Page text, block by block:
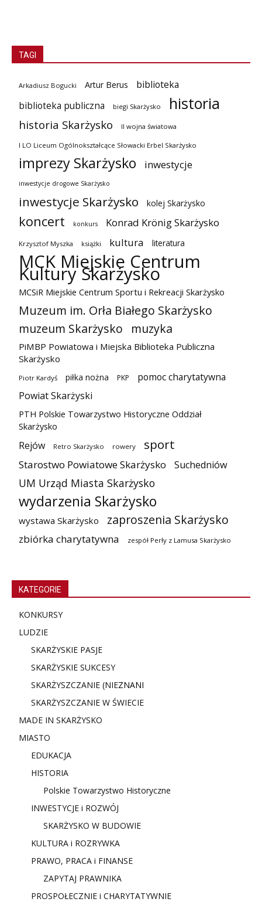
TAGI
Arkadiusz Bogucki Artur Berus
biblioteka
biblioteka publiczna
biegi Skarżysko historia
historia Skarżysko II wojna światowa
I LO Liceum Ogólnokształcące Słowacki Erbel Skarżysko
imprezy Skarżysko inwestycje
inwestycje drogowe Skarżysko
inwestycje Skarżysko kolej Skarżysko
koncert konkurs Konrad Krönig Skarżysko
Krzysztof Myszka książki kultura literatura
MCK Miejskie Centrum
Kultury Skarżysko
MCSiR Miejskie Centrum Sportu i Rekreacji Skarżysko
Muzeum im. Orła Białego Skarżysko
muzeum Skarżysko
muzyka
PiMBP Powiatowa i Miejska Biblioteka Publiczna
Skarżysko
Piotr Kardyś piłka nożna PKP
pomoc charytatywna
Powiat Skarżyski
PTH Polskie Towarzystwo Historyczne Oddział
Skarżysko
Rejów Retro Skarżysko rowery sport
Starostwo Powiatowe Skarżysko Suchedniów
UM Urząd Miasta Skarżysko
wydarzenia Skarżysko
wystawa Skarżysko zaproszenia Skarżysko
zbiórka charytatywna zespół Perły z Lamusa Skarżysko
KATEGORIE
KONKURSY
LUDZIE
SKARŻYSKIE PASJE
SKARŻYSKIE SUKCESY
SKARŻYSZCZANIE (NIEZNANI
SKARŻYSZCZANIE W ŚWIECIE
MADE IN SKARŻYSKO
MIASTO
EDUKACJA
HISTORIA
Polskie Towarzystwo Historyczne
INWESTYCJE i ROZWÓJ
SKARŻYSKO W BUDOWIE
KULTURA i ROZRYWKA
PRAWO, PRACA i FINANSE
ZAPYTAJ PRAWNIKA
PROSPOŁECZNIE i CHARYTATYWNIE